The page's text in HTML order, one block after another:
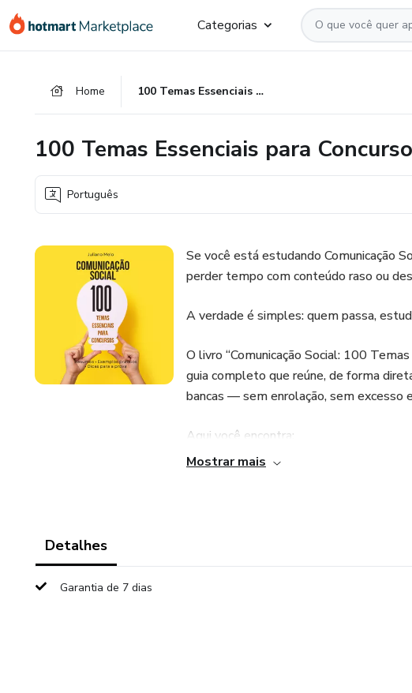
para
para
para
Categorias
Home 100 Temas Essenciais para Concursos
100 Temas Essenciais para
Português
Se você está estudando Comunicação
perder tempo com conteúdo raso ou
A verdade é simples: quem passa,
O livro “Comunicação Social: 100
guia completo que reúne, de forma
bancas — sem enrolação, sem excesso
Aqui você encontra:
Mostrar mais
Detalhes
Garantia de 7 dias